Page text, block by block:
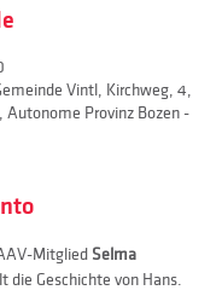
Vintl, Kirchweg, 4,
Autonome Provinz Bozen -
Mitglied Selma
die Geschichte von Hans.